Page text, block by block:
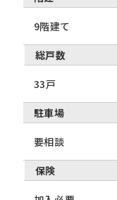
9階建て
総戸数
33戸
駐車場
要相談
保険